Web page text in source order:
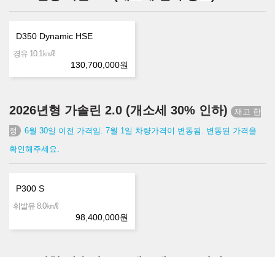
D350 Dynamic HSE
경유 10.1㎞/ℓ
130,700,000원
2026년형 가솔린 2.0 (개소세 30% 인하)
6월 30일 이전 가격임. 7월 1일 차량가격이 변동됨. 변동된 가격을
확인해주세요.
P300 S
휘발유 8.0㎞/ℓ
98,400,000원